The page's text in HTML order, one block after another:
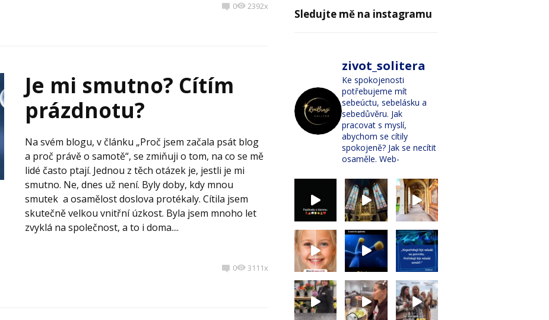
0 2392x
Je mi smutno? Cítím
prázdnotu?
Na svém blogu, v článku „Proč jsem začala psát blog
a proč právě o samotě“, se zmiňuji o tom, na co se mě
lidé často ptají. Jednou z těch otázek je, jestli je mi
smutno. Ne, dnes už není. Byly doby, kdy mnou
smutek a osamělost doslova protékaly. Cítila jsem
skutečně velkou vnitřní úzkost. Byla jsem mnoho let
zvyklá na společnost, a to i doma....
0 3111x
Sledujte mě na instagramu
zivot_solitera
Ke spokojenosti
potřebujeme mít
sebeúctu, sebelásku a
sebedůvěru. Jak
pracovat s myslí,
abychom se cítily
spokojeně? Jak se necítit
osaměle. Web-